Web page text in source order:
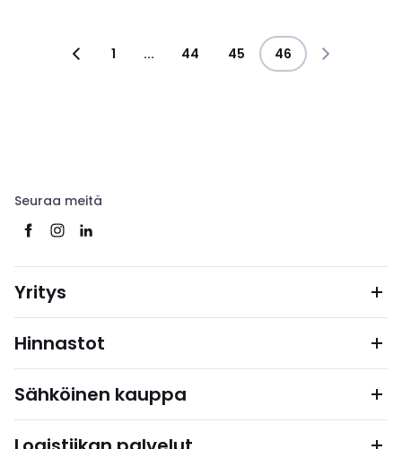
1 ... 44 45 46
Seuraa meitä
Yritys
Hinnastot
Sähköinen kauppa